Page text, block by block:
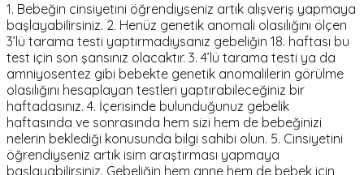
1. Bebeğin cinsiyetini öğrendiyseniz artık alışveriş yapmaya
başlayabilirsiniz. 2. Henüz genetik anomali olasılığını ölçen
3’lü tarama testi yaptırmadıysanız gebeliğin 18. haftası bu
test için son şansınız olacaktır. 3. 4’lü tarama testi ya da
amniyosentez gibi bebekte genetik anomalilerin görülme
olasılığını hesaplayan testleri yaptırabileceğiniz bir
haftadasınız. 4. İçerisinde bulunduğunuz gebelik
haftasında ve sonrasında hem sizi hem de bebeğinizi
nelerin beklediği konusunda bilgi sahibi olun. 5. Cinsiyetini
öğrendiyseniz artık isim araştırması yapmaya
başlayabilirsiniz. Gebeliğin hem anne hem de bebek için